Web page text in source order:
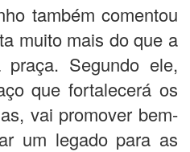
também comentou
muito mais do que a
Segundo ele,
que fortalecerá os
vai promover bem-
um legado para as